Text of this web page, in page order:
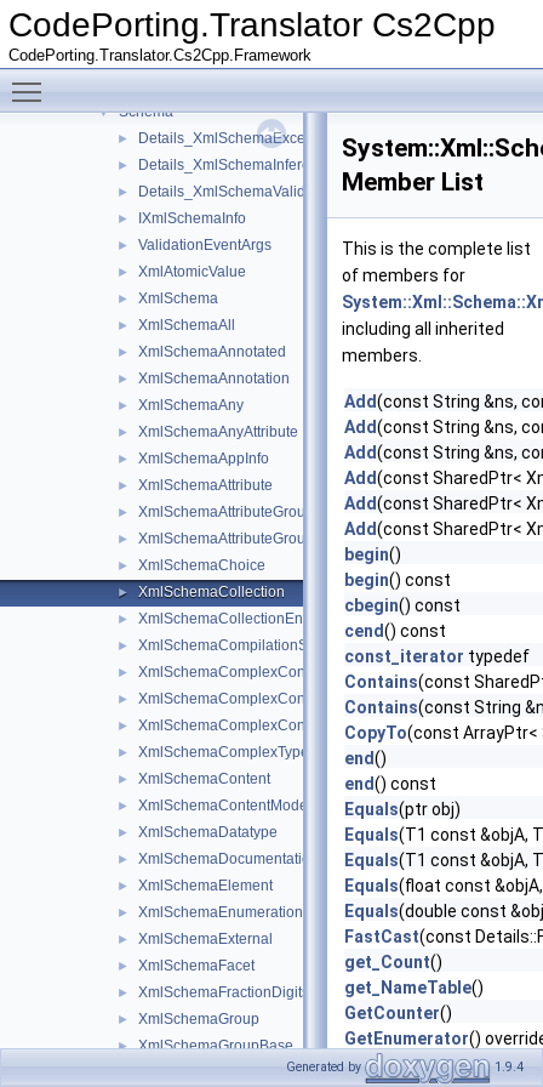
CodePorting.Translator Cs2Cpp
CodePorting.Translator.Cs2Cpp.Framework
► WithLambda
▼ Xml
▼ Schema
► Details_XmlSchemaException
► Details_XmlSchemaInferenceException
► Details_XmlSchemaValidationException
► IXmlSchemaInfo
► ValidationEventArgs
► XmlAtomicValue
► XmlSchema
► XmlSchemaAll
► XmlSchemaAnnotated
► XmlSchemaAnnotation
► XmlSchemaAny
► XmlSchemaAnyAttribute
► XmlSchemaAppInfo
► XmlSchemaAttribute
► XmlSchemaAttributeGroup
► XmlSchemaAttributeGroupRef
► XmlSchemaChoice
► XmlSchemaCollection
► XmlSchemaCollectionEnumerator
► XmlSchemaCompilationSettings
► XmlSchemaComplexContent
► XmlSchemaComplexContentExtension
► XmlSchemaComplexContentRestriction
► XmlSchemaComplexType
► XmlSchemaContent
► XmlSchemaContentModel
► XmlSchemaDatatype
► XmlSchemaDocumentation
► XmlSchemaElement
► XmlSchemaEnumerationFacet
► XmlSchemaExternal
► XmlSchemaFacet
► XmlSchemaFractionDigitsFacet
► XmlSchemaGroup
► XmlSchemaGroupBase
Member List
This is the complete list
of members for
including all inherited
members.
Add(const String &ns,
Add(const String &ns,
Add(const String &ns,
Add(const SharedPtr<
Add(const SharedPtr<
Add(const SharedPtr<
begin()
begin() const
cbegin() const
cend() const
const_iterator typedef
Contains(const
Contains(const String
CopyTo(const ArrayPtr<
end()
end() const
Equals(ptr obj)
Equals(T1 const &objA,
Equals(T1 const &objA,
Equals(float const
Equals(double const
FastCast(const
get_Count()
get_NameTable()
GetCounter()
GetEnumerator()
Generated by 1.9.4